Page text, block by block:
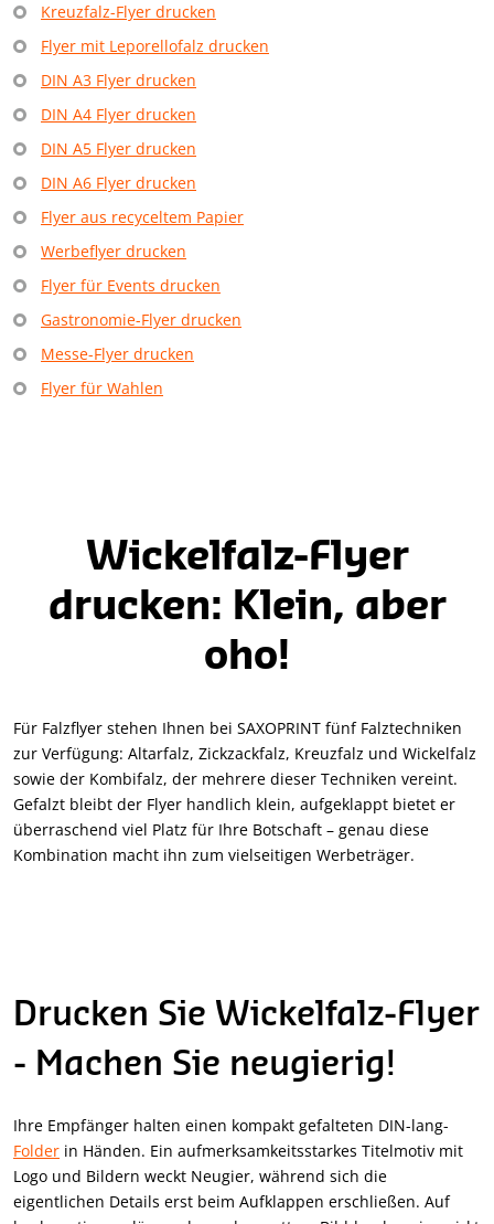
Kreuzfalz-Flyer drucken
Flyer mit Leporellofalz drucken
DIN A3 Flyer drucken
DIN A4 Flyer drucken
DIN A5 Flyer drucken
DIN A6 Flyer drucken
Flyer aus recyceltem Papier
Werbeflyer drucken
Flyer für Events drucken
Gastronomie-Flyer drucken
Messe-Flyer drucken
Flyer für Wahlen
Wickelfalz-Flyer
drucken: Klein, aber
oho!
Für Falzflyer stehen Ihnen bei SAXOPRINT fünf Falztechniken
zur Verfügung: Altarfalz, Zickzackfalz, Kreuzfalz und Wickelfalz
sowie der Kombifalz, der mehrere dieser Techniken vereint.
Gefalzt bleibt der Flyer handlich klein, aufgeklappt bietet er
überraschend viel Platz für Ihre Botschaft – genau diese
Kombination macht ihn zum vielseitigen Werbeträger.
Drucken Sie Wickelfalz-Flyer
- Machen Sie neugierig!
Ihre Empfänger halten einen kompakt gefalteten DIN-lang-
Folder in Händen. Ein aufmerksamkeitsstarkes Titelmotiv mit
Logo und Bildern weckt Neugier, während sich die
eigentlichen Details erst beim Aufklappen erschließen. Auf